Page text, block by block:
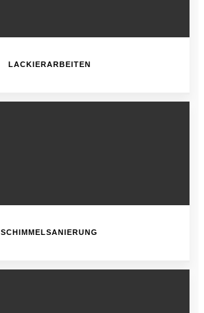
LACKIERARBEITEN
SCHIMMELSANIERUNG